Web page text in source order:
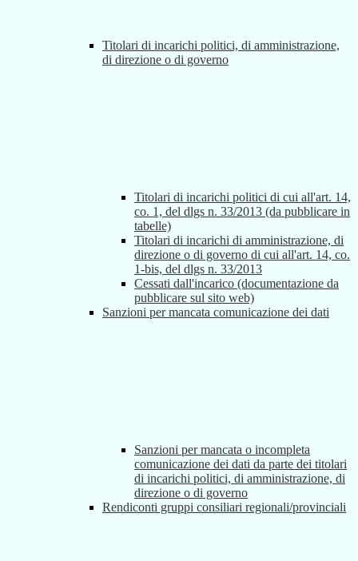
Titolari di incarichi politici, di amministrazione,
di direzione o di governo
Titolari di incarichi politici di cui all'art. 14,
co. 1, del dlgs n. 33/2013 (da pubblicare in
tabelle)
Titolari di incarichi di amministrazione, di
direzione o di governo di cui all'art. 14, co.
1-bis, del dlgs n. 33/2013
Cessati dall'incarico (documentazione da
pubblicare sul sito web)
Sanzioni per mancata comunicazione dei dati
Sanzioni per mancata o incompleta
comunicazione dei dati da parte dei titolari
di incarichi politici, di amministrazione, di
direzione o di governo
Rendiconti gruppi consiliari regionali/provinciali